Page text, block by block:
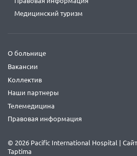
Медицинский туризм
О больнице
Вакансии
Коллектив
Наши партнеры
Телемедицина
Правовая информация
© 2026 Pacific International Hospital |
Taptima